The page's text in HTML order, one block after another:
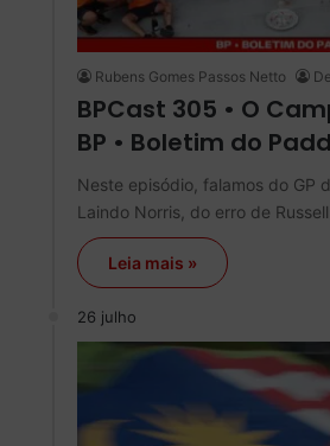
Rubens Gomes Passos Netto
BPCast 305 • O
BP • Boletim do
Neste episódio, falamos do GP
Laindo Norris, do erro de
Leia mais »
26 julho